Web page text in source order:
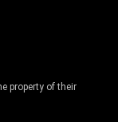
property of their